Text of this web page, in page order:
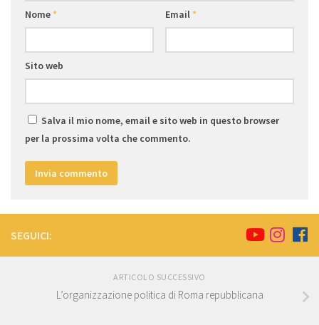
Nome* Email*
Sito web
Salva il mio nome, email e sito web in questo browser
per la prossima volta che commento.
SEGUICI:
ARTICOLO SUCCESSIVO
L’organizzazione politica di Roma repubblicana